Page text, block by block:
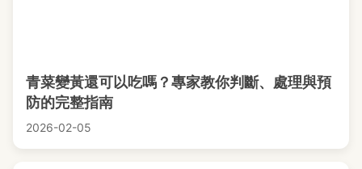
青菜變黃還可以吃嗎？專家教你判斷、處理與預
防的完整指南
2026-02-05